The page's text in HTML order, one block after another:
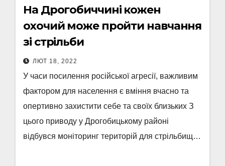
На Дрогобиччині кожен
охочий може пройти навчання
зі стрільби
ЛЮТ 18, 2022
У часи посилення російської агресії, важливим
фактором для населення є вміння вчасно та
опертивно захистити себе та своїх близьких З
цього приводу у Дрогобицькому районі
відбувся моніторинг територій для стрільбищ…